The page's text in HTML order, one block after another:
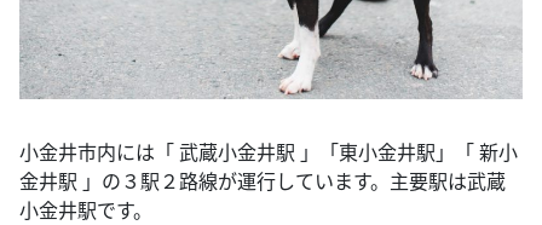
小金井市内には「 武蔵小金井駅 」「東小金井駅」「 新小
金井駅 」の３駅２路線が運行しています。主要駅は武蔵
小金井駅です。